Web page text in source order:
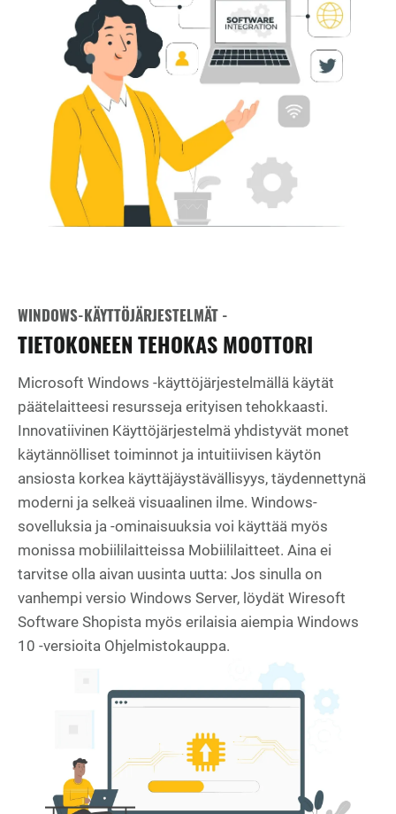
WINDOWS-KÄYTTÖJÄRJESTELMÄT -
TIETOKONEEN TEHOKAS MOOTTORI
Microsoft Windows -käyttöjärjestelmällä käytät
päätelaitteesi resursseja erityisen tehokkaasti.
Innovatiivinen Käyttöjärjestelmä yhdistyvät monet
käytännölliset toiminnot ja intuitiivisen käytön
ansiosta korkea käyttäjäystävällisyys, täydennettynä
moderni ja selkeä visuaalinen ilme. Windows-
sovelluksia ja -ominaisuuksia voi käyttää myös
monissa mobiililaitteissa Mobiililaitteet. Aina ei
tarvitse olla aivan uusinta uutta: Jos sinulla on
vanhempi versio Windows Server, löydät Wiresoft
Software Shopista myös erilaisia aiempia Windows
10 -versioita Ohjelmistokauppa.